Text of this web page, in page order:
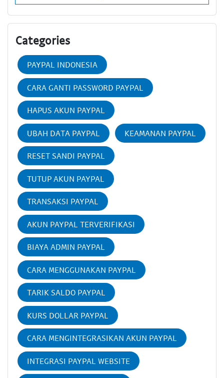
Categories
PAYPAL INDONESIA
CARA GANTI PASSWORD PAYPAL
HAPUS AKUN PAYPAL
UBAH DATA PAYPAL KEAMANAN PAYPAL
RESET SANDI PAYPAL
TUTUP AKUN PAYPAL
TRANSAKSI PAYPAL
AKUN PAYPAL TERVERIFIKASI
BIAYA ADMIN PAYPAL
CARA MENGGUNAKAN PAYPAL
TARIK SALDO PAYPAL
KURS DOLLAR PAYPAL
CARA MENGINTEGRASIKAN AKUN PAYPAL
INTEGRASI PAYPAL WEBSITE